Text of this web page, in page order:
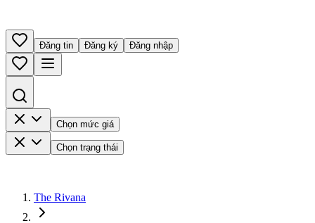
Đăng tin Đăng ký Đăng nhập
Chọn mức giá
Chọn trạng thái
The Rivana